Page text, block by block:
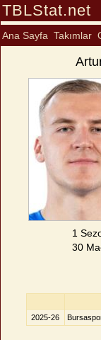
TBLStat.net
Ana Sayfa Takımlar
1
30
2025-26